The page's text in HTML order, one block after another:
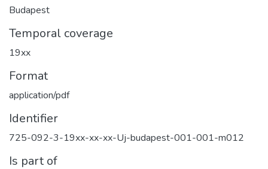
Budapest
Temporal coverage
19xx
Format
application/pdf
Identifier
725-092-3-19xx-xx-xx-Uj-budapest-001-001-m012
Is part of